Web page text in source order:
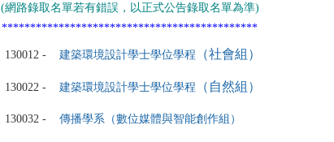
(網路錄取名單若有錯誤，以正式公告錄取名單為準)
*********************************************
130012 - 建築環境設計學士學位學程 （社會組）
130022 - 建築環境設計學士學位學程 （自然組）
130032 - 傳播學系（數位媒體與智能創作組）